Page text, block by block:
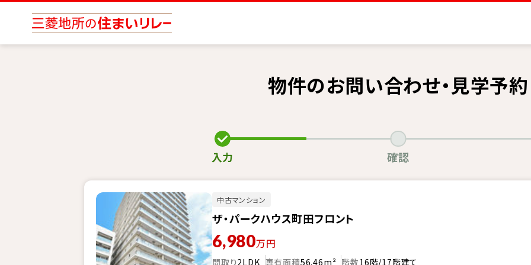
物件のお問い合わせ・見学予約
入力 確認
中古マンション
ザ・パークハウス町田フロント
6,980万円
間取り2LDK 専有面積56.46m² 階数16階/17階建て